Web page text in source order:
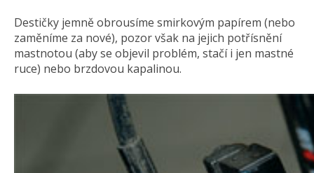
Destičky jemně obrousíme smirkovým papírem (nebo
zaměníme za nové), pozor však na jejich potřísnění
mastnotou (aby se objevil problém, stačí i jen mastné
ruce) nebo brzdovou kapalinou.